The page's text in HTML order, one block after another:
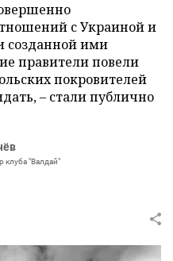
с Украиной и
созданной ими
правители повели
покровителей
– стали публично
клуба "Валдай"